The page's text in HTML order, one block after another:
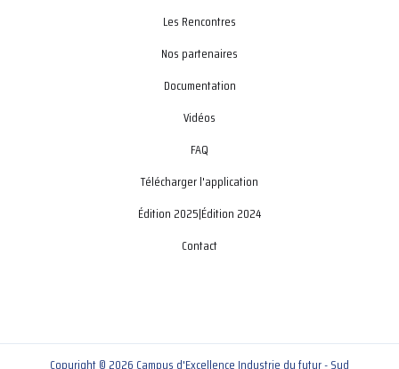
Les Rencontres
Nos partenaires
Documentation
Vidéos
FAQ
Télécharger l'application
Édition 2025|Édition 2024
Contact
Copyright © 2026 Campus d'Excellence Industrie du futur - Sud